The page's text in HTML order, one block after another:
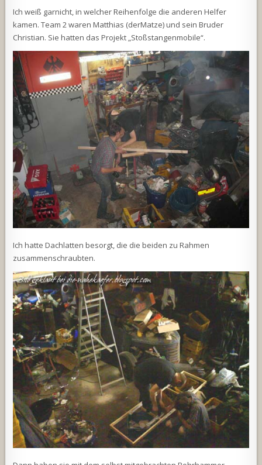
Ich weiß garnicht, in welcher Reihenfolge die anderen Helfer
kamen. Team 2 waren Matthias (derMatze) und sein Bruder
Christian. Sie hatten das Projekt „Stoßstangenmobile“.
Ich hatte Dachlatten besorgt, die die beiden zu Rahmen
zusammenschraubten.